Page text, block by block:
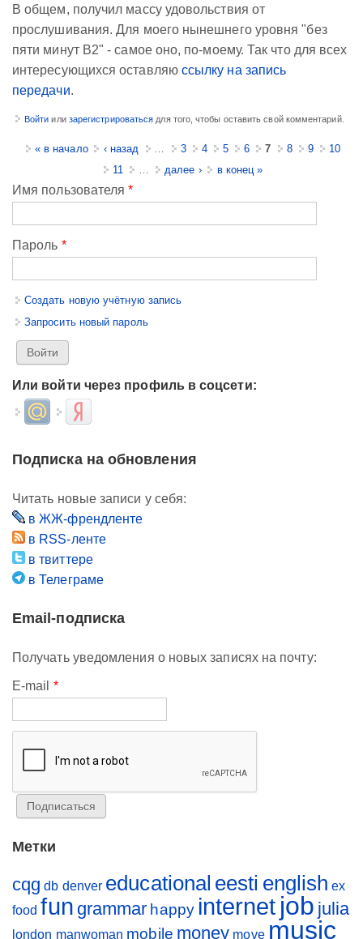
В общем, получил массу удовольствия от
прослушивания. Для моего нынешнего уровня "без
пяти минут B2" - самое оно, по-моему. Так что для всех
интересующихся оставляю ссылку на запись
передачи.
Войти или зарегистрироваться для того, чтобы оставить свой комментарий.
Страницы
« в начало ‹ назад 3 4 5 6 7 8 9
10
11
далее › в конец »
Имя пользователя*
Пароль *
Создать новую учётную запись
Запросить новый пароль
Или войти через профиль в соцсети:
Login with Mail.ruLogin with Яндекс
Подписка на обновления
Читать новые записи у себя:
в ЖЖ-френдленте
в RSS-ленте
в твиттере
в Телеграме
Email-подписка
Получать уведомления о новых записях на почту:
E-mail *
Метки
cqg db denver educational eesti english ex
food fun grammar happy internet job julia
london manwoman mobile money move music